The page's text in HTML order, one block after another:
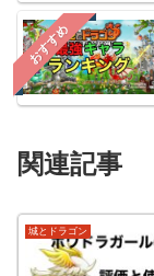
おすすめ
関連記事
城とドラゴン